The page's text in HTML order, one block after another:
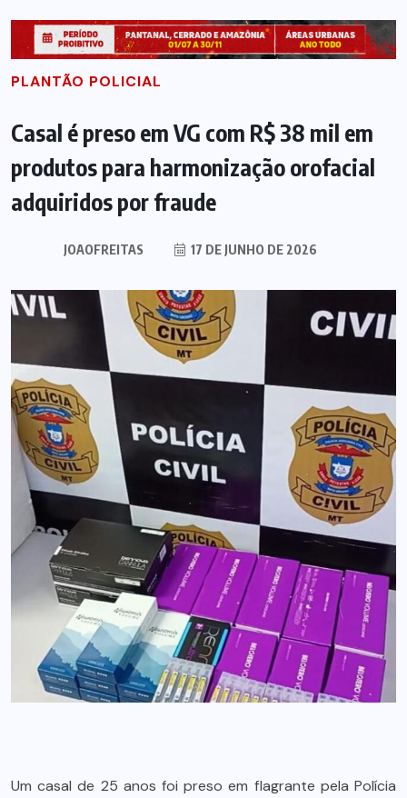
PLANTÃO POLICIAL
Casal é preso em VG com R$ 38 mil em
produtos para harmonização orofacial
adquiridos por fraude
JOAOFREITAS 17 DE JUNHO DE 2026
Um casal de 25 anos foi preso em flagrante pela Polícia